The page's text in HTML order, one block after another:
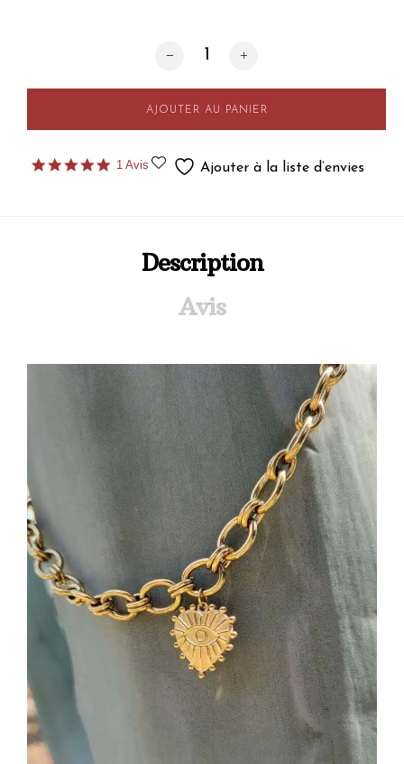
quantité de Collier Judith
AJOUTER AU PANIER
5.0
1 Avis Ajouter à la liste d’envies
Description
Avis